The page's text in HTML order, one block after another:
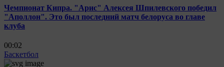
Чемпионат Кипра. "Арис" Алексея Шпилевского победил
"Аполлон". Это был последний матч белоруса во главе
клуба
00:02
Баскетбол